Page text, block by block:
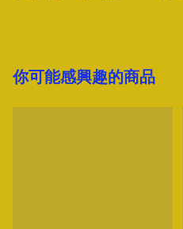
你可能感興趣的商品